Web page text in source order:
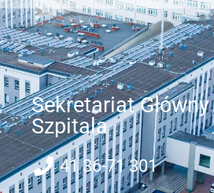
Sekretariat Główny
Szpitala
41 36-71 301